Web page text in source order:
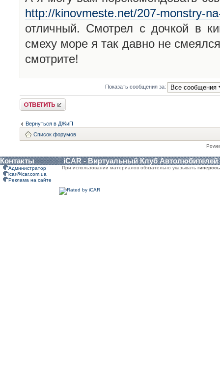
http://kinovmeste.net/207-monstry-
отличный. Смотрел с дочкой в
смеху море я так давно не
смотрите!
Показать сообщения за:
Ответить
Вернуться в ДЖиП
Список форумов
Контакты iCAR - Виртуальный Клуб Автолюбителей
Администратор
icar@icar.com.ua
Реклама на сайте
При использовании материалов обязательно указывать